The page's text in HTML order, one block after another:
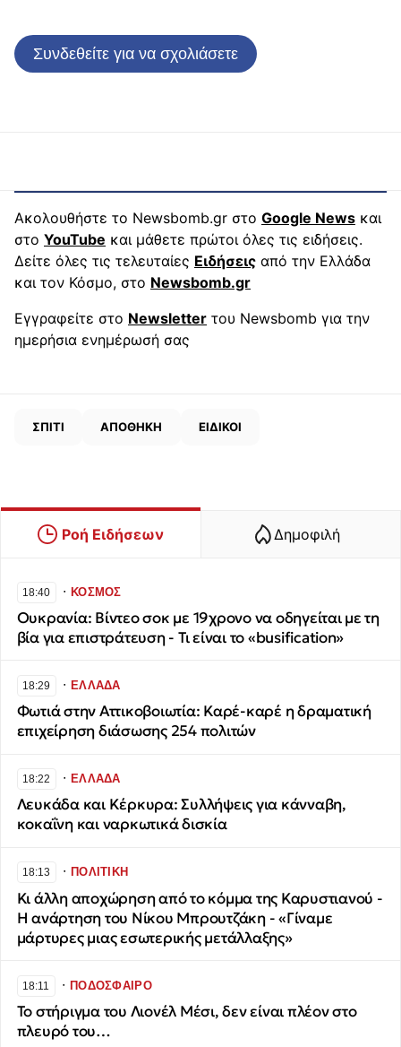
Συνδεθείτε για να σχολιάσετε
Ακολουθήστε το Newsbomb.gr στο Google News και
στο YouTube και μάθετε πρώτοι όλες τις ειδήσεις.
Δείτε όλες τις τελευταίες Ειδήσεις από την Ελλάδα
και τον Κόσμο, στο Newsbomb.gr
Εγγραφείτε στο Newsletter του Newsbomb για την
ημερήσια ενημέρωσή σας
ΣΠΙΤΙ ΑΠΟΘΗΚΗ ΕΙΔΙΚΟΙ
Ροή Ειδήσεων Δημοφιλή
18:40 ∙ΚΟΣΜΟΣ
Ουκρανία: Βίντεο σοκ με 19χρονο να οδηγείται με τη
βία για επιστράτευση - Τι είναι το «busification»
18:29 ∙ΕΛΛΑΔΑ
Φωτιά στην Αττικοβοιωτία: Καρέ-καρέ η δραματική
επιχείρηση διάσωσης 254 πολιτών
18:22 ∙ΕΛΛΑΔΑ
Λευκάδα και Κέρκυρα: Συλλήψεις για κάνναβη,
κοκαΐνη και ναρκωτικά δισκία
18:13 ∙ΠΟΛΙΤΙΚΗ
Κι άλλη αποχώρηση από το κόμμα της Καρυστιανού -
Η ανάρτηση του Νίκου Μπρουτζάκη - «Γίναμε
μάρτυρες μιας εσωτερικής μετάλλαξης»
18:11 ∙ΠΟΔΟΣΦΑΙΡΟ
Το στήριγμα του Λιονέλ Μέσι, δεν είναι πλέον στο
πλευρό του…